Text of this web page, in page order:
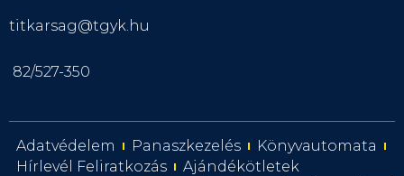
titkarsag@tgyk.hu
82/527-350
Adatvédelem Panaszkezelés
Könyvautomata
Hírlevél Feliratkozás
Ajándékötletek